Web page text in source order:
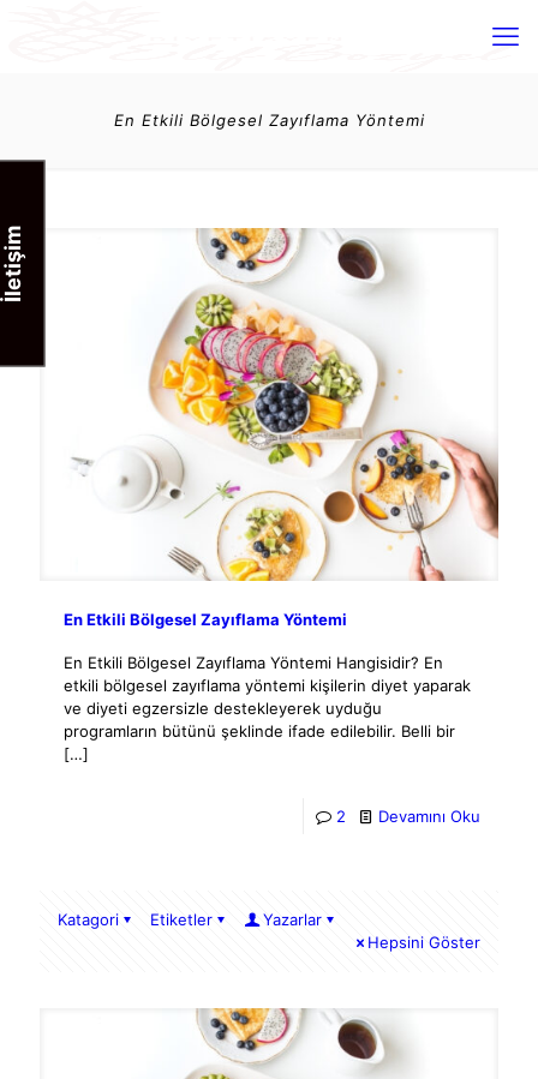
En Etkili Bölgesel Zayıflama Yöntemi
En Etkili Bölgesel Zayıflama Yöntemi
En Etkili Bölgesel Zayıflama Yöntemi Hangisidir? En
etkili bölgesel zayıflama yöntemi kişilerin diyet yaparak
ve diyeti egzersizle destekleyerek uyduğu
programların bütünü şeklinde ifade edilebilir. Belli bir
[…]
2 Devamını Oku
Katagori Etiketler
Yazarlar
Hepsini Göster
İletişim